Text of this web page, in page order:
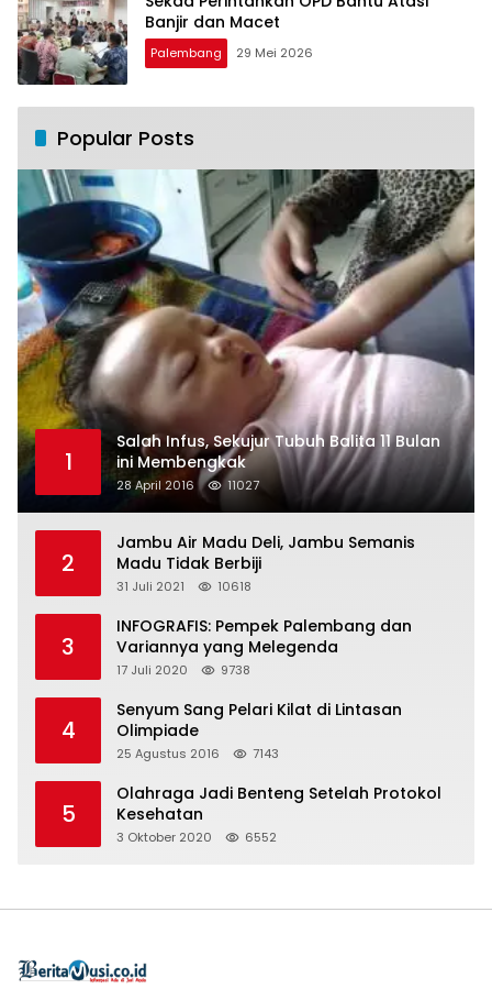
Banjir dan Macet
Palembang 29 Mei 2026
Popular Posts
1
Salah Infus, Sekujur Tubuh Balita 11 Bulan
ini Membengkak
28 April 2016 11027
2
Jambu Air Madu Deli, Jambu Semanis
Madu Tidak Berbiji
31 Juli 2021 10618
3
INFOGRAFIS: Pempek Palembang dan
Variannya yang Melegenda
17 Juli 2020 9738
4
Senyum Sang Pelari Kilat di Lintasan
Olimpiade
25 Agustus 2016 7143
5
Olahraga Jadi Benteng Setelah Protokol
Kesehatan
3 Oktober 2020 6552